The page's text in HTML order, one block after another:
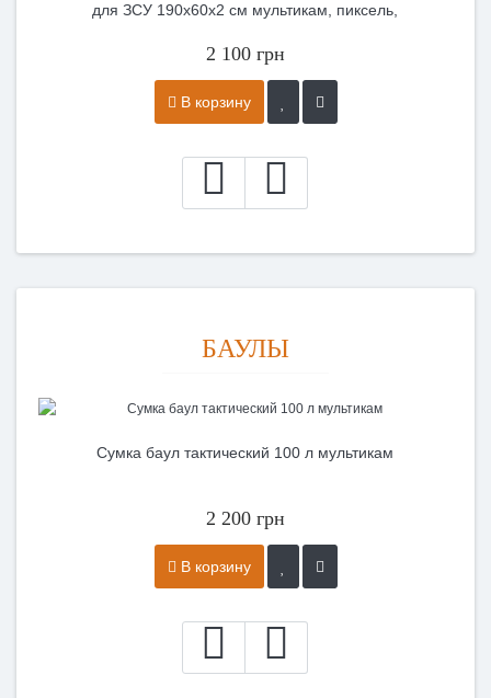
для ЗСУ 190x60x2 см мультикам, пиксель,
2 100 грн
В корзину
БАУЛЫ
Сумка баул тактический 100 л мультикам
2 200 грн
В корзину